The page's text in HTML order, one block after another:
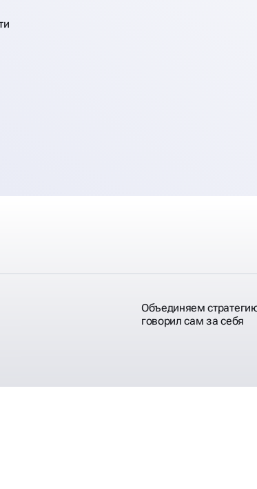
Объединяем
говорил сам за себя